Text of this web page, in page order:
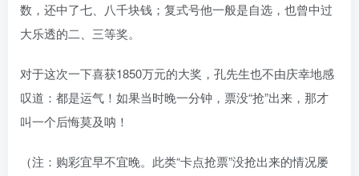
数，还中了七、八千块钱；复式号他一般是自选，也曾中过
大乐透的二、三等奖。
对于这次一下喜获1850万元的大奖，孔先生也不由庆幸地感
叹道：都是运气！如果当时晚一分钟，票没“抢”出来，那才
叫一个后悔莫及呐！
（注：购彩宜早不宜晚。此类“卡点抢票”没抢出来的情况屡